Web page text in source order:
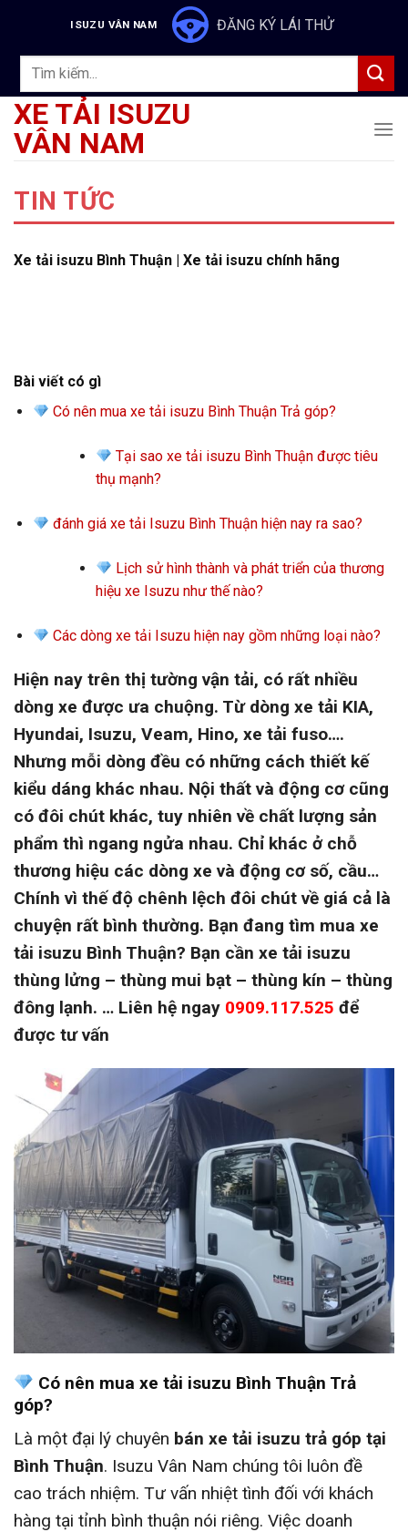
content
ISUZU VÂN NAM ĐĂNG KÝ LÁI THỬ
Tìm
XE TẢI ISUZU
VÂN NAM
TIN TỨC
Xe tải isuzu Bình Thuận | Xe tải isuzu chính hãng
Bài viết có gì
Có nên mua xe tải isuzu Bình Thuận Trả góp?
Tại sao xe tải isuzu Bình Thuận được tiêu
thụ mạnh?
đánh giá xe tải Isuzu Bình Thuận hiện nay ra sao?
Lịch sử hình thành và phát triển của thương
hiệu xe Isuzu như thế nào?
Các dòng xe tải Isuzu hiện nay gồm những loại nào?
Hiện nay trên thị tường vận tải, có rất nhiều
dòng xe được ưa chuộng. Từ dòng xe tải KIA,
Hyundai, Isuzu, Veam, Hino, xe tải fuso….
Nhưng mỗi dòng đều có những cách thiết kế
kiểu dáng khác nhau. Nội thất và động cơ cũng
có đôi chút khác, tuy nhiên về chất lượng sản
phẩm thì ngang ngửa nhau. Chỉ khác ở chỗ
thương hiệu các dòng xe và động cơ số, cầu…
Chính vì thế độ chênh lệch đôi chút về giá cả là
chuyện rất bình thường. Bạn đang tìm mua xe
tải isuzu Bình Thuận? Bạn cần xe tải isuzu
thùng lửng – thùng mui bạt – thùng kín – thùng
đông lạnh. … Liên hệ ngay 0909.117.525 để
được tư vấn
Có nên mua xe tải isuzu Bình Thuận Trả
góp?
Là một đại lý chuyên bán xe tải isuzu trả góp tại
Bình Thuận. Isuzu Vân Nam chúng tôi luôn đề
cao trách nhiệm. Tư vấn nhiệt tình đối với khách
hàng tại tỉnh bình thuận nói riêng. Việc doanh